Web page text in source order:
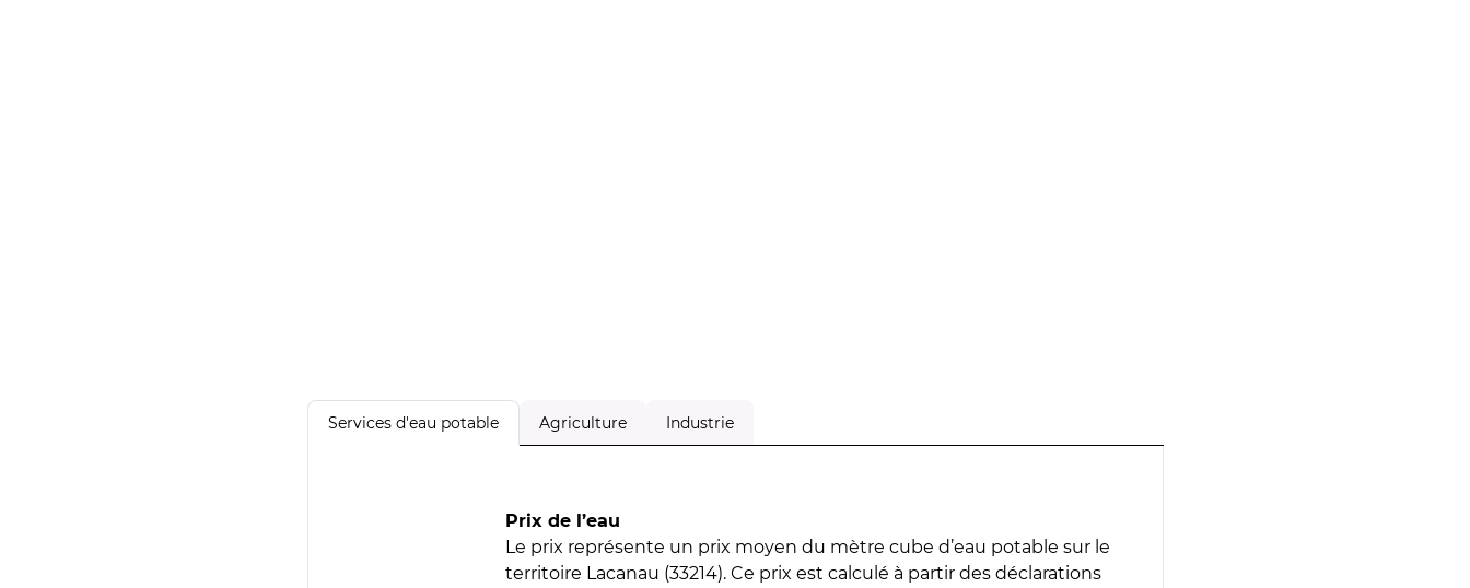
Services d'eau potable Agriculture Industrie
Prix de l’eau
Le prix représente un prix moyen du mètre cube d’eau potable sur le
territoire Lacanau (33214). Ce prix est calculé à partir des déclarations